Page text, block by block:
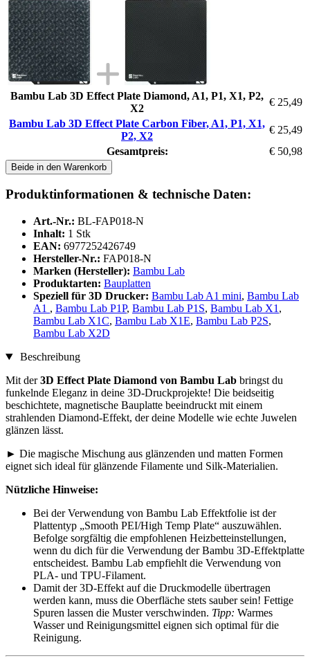
Bambu Lab 3D Effect Plate Diamond, A1, P1, X1, P2,
X2
€ 25,49
Bambu Lab 3D Effect Plate Carbon Fiber, A1, P1, X1,
P2, X2
€ 25,49
Gesamtpreis:
€ 50,98
Beide in den Warenkorb
Produktinformationen & technische Daten:
Art.-Nr.: BL-FAP018-N
Inhalt: 1 Stk
EAN: 6977252426749
Hersteller-Nr.: FAP018-N
Marken (Hersteller): Bambu Lab
Produktarten: Bauplatten
Speziell für 3D Drucker: Bambu Lab A1 mini, Bambu Lab
A1 , Bambu Lab P1P, Bambu Lab P1S, Bambu Lab X1 ,
Bambu Lab X1C, Bambu Lab X1E, Bambu Lab P2S,
Bambu Lab X2D
Beschreibung
Mit der3D Effect Plate Diamond von Bambu Lab bringst du
funkelnde Eleganz in deine 3D-Druckprojekte! Die beidseitig
beschichtete, magnetische Bauplatte beeindruckt mit einem
strahlenden Diamond-Effekt, der deine Modelle wie echte Juwelen
glänzen lässt.
► Die magische Mischung aus glänzenden und matten Formen
eignet sich ideal für glänzende Filamente und Silk-Materialien.
Nützliche Hinweise:
Bei der Verwendung von Bambu Lab Effektfolie ist der
Plattentyp „Smooth PEI/High Temp Plate“ auszuwählen.
Befolge sorgfältig die empfohlenen Heizbetteinstellungen,
wenn du dich für die Verwendung der Bambu 3D-Effektplatte
entscheidest. Bambu Lab empfiehlt die Verwendung von
PLA- und TPU-Filament.
Damit der 3D-Effekt auf die Druckmodelle übertragen
werden kann, muss die Oberfläche stets sauber sein! Fettige
Spuren lassen die Muster verschwinden. Tipp: Warmes
Wasser und Reinigungsmittel eignen sich optimal für die
Reinigung.